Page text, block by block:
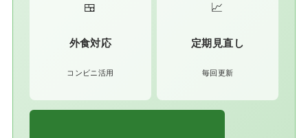
🍱
外食対応
コンビニ活用
📈
定期見直し
毎回更新